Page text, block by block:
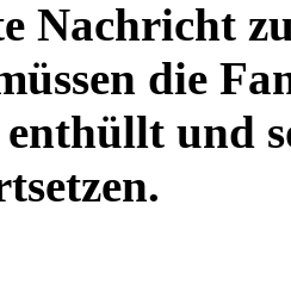
Nachricht
die
und